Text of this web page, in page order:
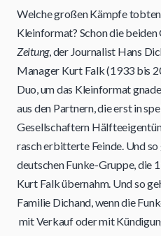
Welche großen Kämpfe
Kleinformat? Schon die
Zeitung, der Journalist Hans
Manager Kurt Falk (1933 bis
Duo, um das Kleinformat
aus den Partnern, die erst in
Gesellschaftern
rasch erbitterte Feinde. Und
deutschen Funke-Gruppe, die
Kurt Falk übernahm. Und so
Familie Dichand, wenn die
mit Verkauf oder mit